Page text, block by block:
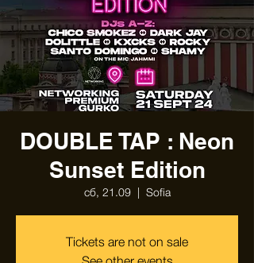
DOUBLE TAP : Neon
Sunset Edition
сб, 21.09
  |
Sofia
Tickets are not on sale